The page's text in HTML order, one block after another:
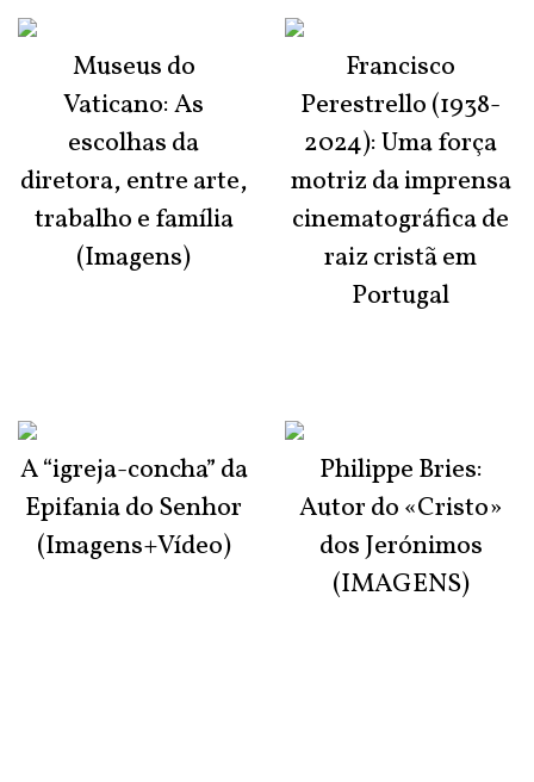
Museus do
Vaticano: As
escolhas da
diretora, entre arte,
trabalho e família
(Imagens)
A “igreja-concha” da
Epifania do Senhor
(Imagens+Vídeo)
Francisco
Perestrello (1938-
2024): Uma força
motriz da imprensa
cinematográfica de
raiz cristã em
Portugal
Philippe Bries:
Autor do «Cristo»
dos Jerónimos
(IMAGENS)